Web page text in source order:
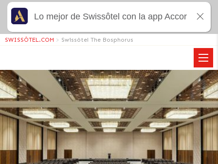
SWISSÔTEL.COM > Swissôtel The Bosphorus
Lo mejor de Swissôtel con la app Accor